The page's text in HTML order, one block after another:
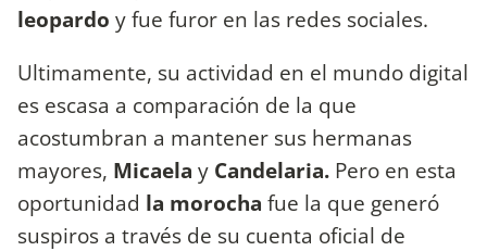
leopardo y fue furor en las redes sociales.
Ultimamente, su actividad en el mundo digital
es escasa a comparación de la que
acostumbran a mantener sus hermanas
mayores, Micaela y Candelaria. Pero en esta
oportunidad la morocha fue la que generó
suspiros a través de su cuenta oficial de